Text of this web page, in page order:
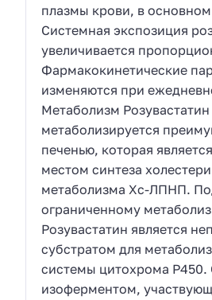
плазмы крови, в
Системная экспозиция
увеличивается
Фармакокинетические
изменяются при
Метаболизм Розувастатин
метаболизируется
печенью, которая
местом синтеза
метаболизма Хс-ЛПНП.
ограниченному
Розувастатин является
субстратом для
системы цитохрома
изоферментом,